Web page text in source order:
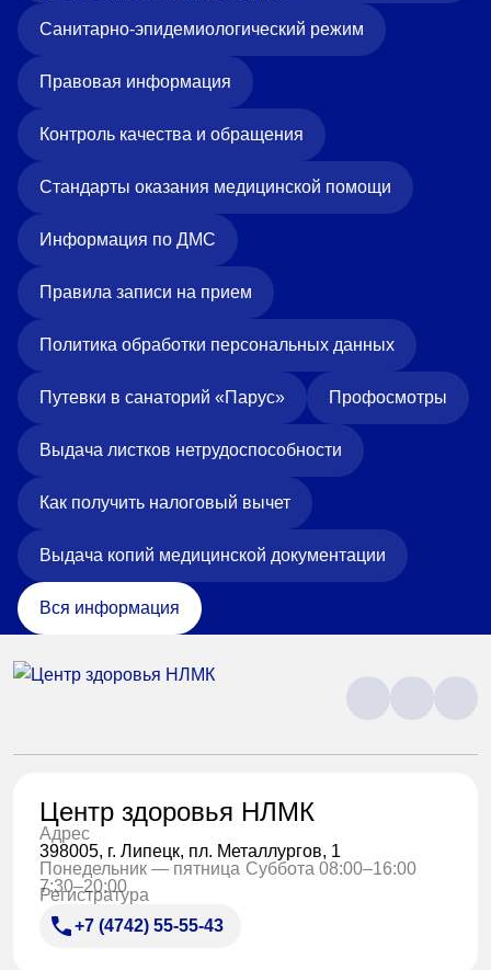
Санитарно-эпидемиологический режим
Правовая информация
Контроль качества и обращения
Стандарты оказания медицинской помощи
Информация по ДМС
Правила записи на прием
Политика обработки персональных данных
Путевки в санаторий «Парус» Профосмотры
Выдача листков нетрудоспособности
Как получить налоговый вычет
Выдача копий медицинской документации
Вся информация
Центр здоровья НЛМК
Адрес
398005, г. Липецк, пл. Металлургов, 1
Понедельник — пятница
7:30–20:00
Суббота 08:00–16:00
Регистратура
+7 (4742) 55-55-43